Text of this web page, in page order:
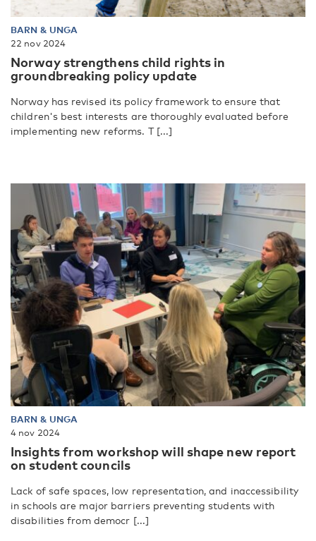
BARN & UNGA
22 nov 2024
Norway strengthens child rights in
groundbreaking policy update
Norway has revised its policy framework to ensure that
children's best interests are thoroughly evaluated before
implementing new reforms. T [...]
BARN & UNGA
4 nov 2024
Insights from workshop will shape new report
on student councils
Lack of safe spaces, low representation, and inaccessibility
in schools are major barriers preventing students with
disabilities from democr [...]